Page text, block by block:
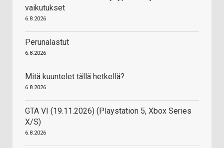
vaikutukset
6.8.2026
Perunalastut
6.8.2026
Mitä kuuntelet tällä hetkellä?
6.8.2026
GTA VI (19.11.2026) (Playstation 5, Xbox Series
X/S)
6.8.2026